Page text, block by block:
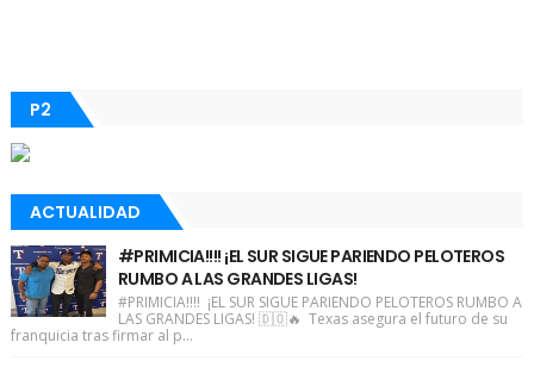
P2
ACTUALIDAD
#PRIMICIA!!!! ¡EL SUR SIGUE PARIENDO PELOTEROS
RUMBO A LAS GRANDES LIGAS!
#PRIMICIA!!!! ¡EL SUR SIGUE PARIENDO PELOTEROS RUMBO A
LAS GRANDES LIGAS! 🇩🇴🔥 Texas asegura el futuro de su
franquicia tras firmar al p...